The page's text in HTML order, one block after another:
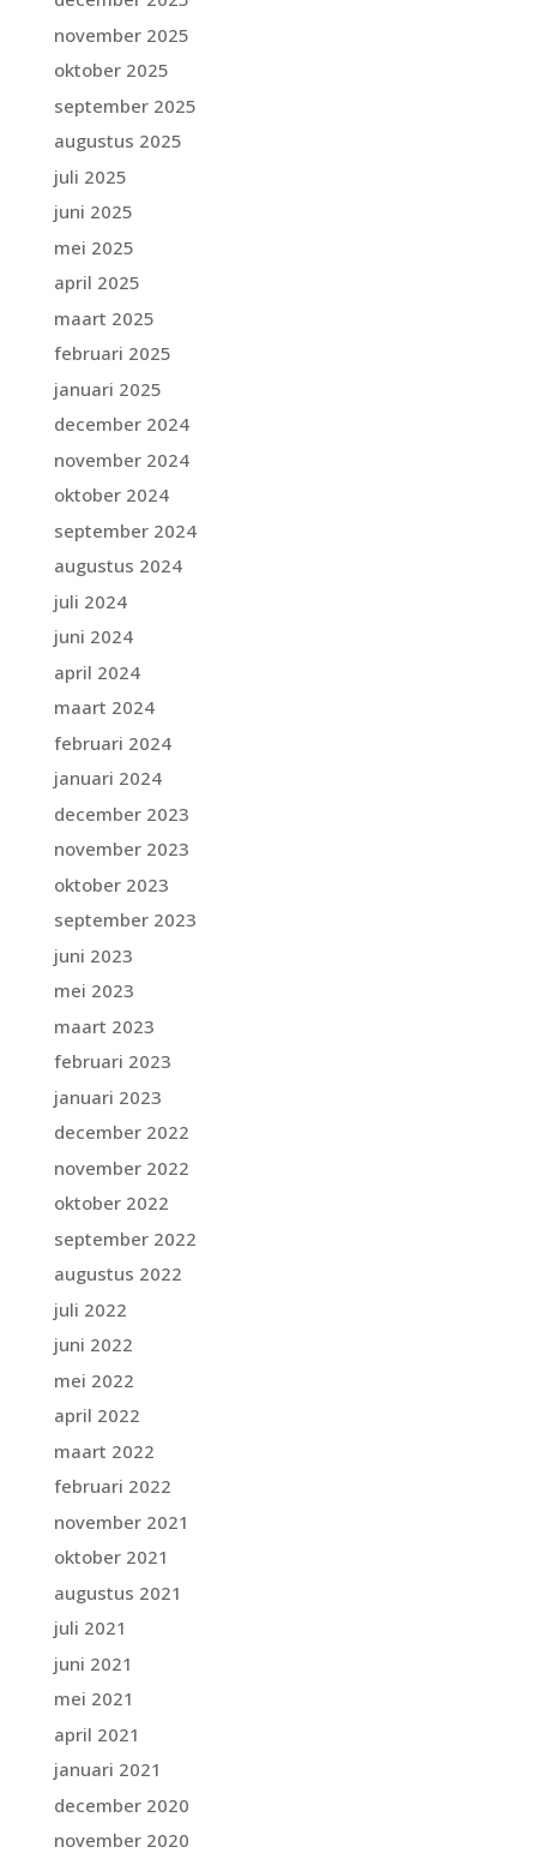
november 2025
oktober 2025
september 2025
augustus 2025
juli 2025
juni 2025
mei 2025
april 2025
maart 2025
februari 2025
januari 2025
december 2024
november 2024
oktober 2024
september 2024
augustus 2024
juli 2024
juni 2024
april 2024
maart 2024
februari 2024
januari 2024
december 2023
november 2023
oktober 2023
september 2023
juni 2023
mei 2023
maart 2023
februari 2023
januari 2023
december 2022
november 2022
oktober 2022
september 2022
augustus 2022
juli 2022
juni 2022
mei 2022
april 2022
maart 2022
februari 2022
november 2021
oktober 2021
augustus 2021
juli 2021
juni 2021
mei 2021
april 2021
januari 2021
december 2020
november 2020